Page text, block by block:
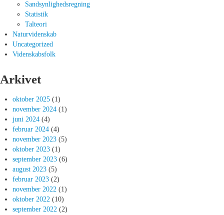
Sandsynlighedsregning
Statistik
Talteori
Naturvidenskab
Uncategorized
Videnskabsfolk
Arkivet
oktober 2025 (1)
november 2024 (1)
juni 2024 (4)
februar 2024 (4)
november 2023 (5)
oktober 2023 (1)
september 2023 (6)
august 2023 (5)
februar 2023 (2)
november 2022 (1)
oktober 2022 (10)
september 2022 (2)